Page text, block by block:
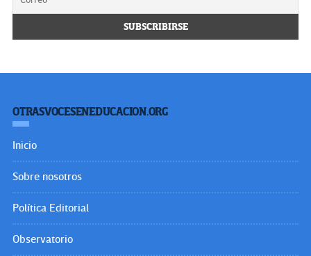
OTRASVOCESENEDUCACION.ORG
Inicio
Sobre nosotros
Política Editorial
Observatorio